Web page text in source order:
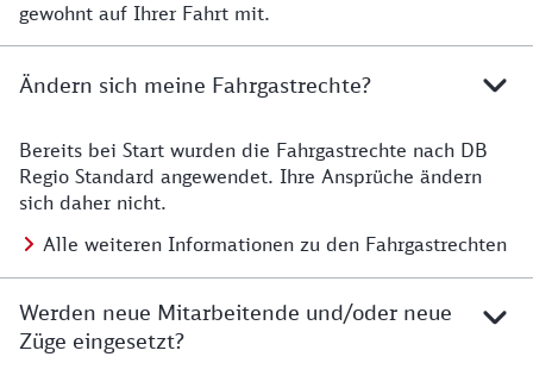
gewohnt auf Ihrer Fahrt mit.
Ändern sich meine Fahrgastrechte?
Details zu Fahrgastrechten
Bereits bei Start wurden die Fahrgastrechte nach DB
Regio Standard angewendet. Ihre Ansprüche ändern
sich daher nicht.
Alle weiteren Informationen zu den Fahrgastrechten
Werden neue Mitarbeitende und/oder neue
Züge eingesetzt?